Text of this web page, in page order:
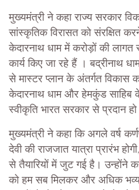
मुख्यमंत्री ने कहा राज्य सरकार
सांस्कृतिक विरासत को संरक्षित
केदारनाथ धाम में करोड़ों की
कार्य किए जा रहे हैं । बद्रीनाथ
से मास्टर प्लान के अंतर्गत विकास
केदारनाथ धाम और हेमकुंड साहिब के
स्वीकृति भारत सरकार से प्रदान
मुख्यमंत्री ने कहा कि अगले वर्ष
देवी की राजजात यात्रा प्रारंभ
से तैयारियों में जुट गई है। उन्होंने
को हम सब मिलकर और अधिक